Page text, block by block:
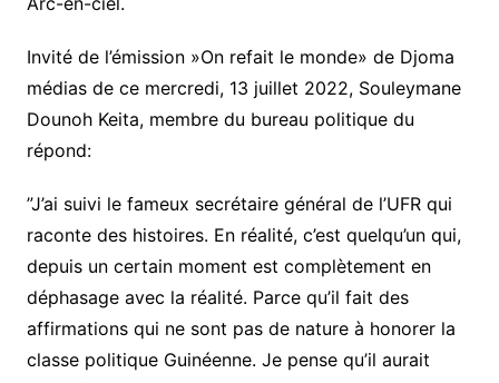
Invité de l’émission »On refait le monde» de Djoma
médias de ce mercredi, 13 juillet 2022, Souleymane
Dounoh Keita, membre du bureau politique du
répond:
”J’ai suivi le fameux secrétaire général de l’UFR qui
raconte des histoires. En réalité, c’est quelqu’un qui,
depuis un certain moment est complètement en
déphasage avec la réalité. Parce qu’il fait des
affirmations qui ne sont pas de nature à honorer la
classe politique Guinéenne. Je pense qu’il aurait